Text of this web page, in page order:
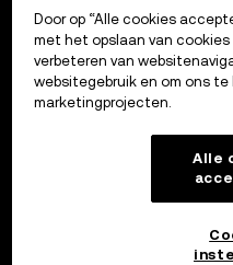
Door op “Alle cookies
met het opslaan van
verbeteren van
websitegebruik en om ons te
marketingprojecten.
Alle